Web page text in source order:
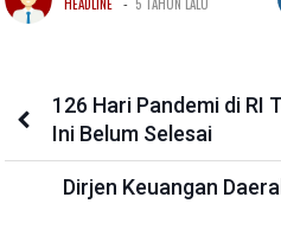
126 Hari Pandemi di RI
Ini Belum Selesai
Dirjen Keuangan